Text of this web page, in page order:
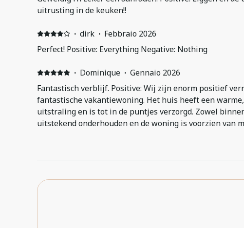
uitrusting in de keuken!!
· dirk · Febbraio 2026
Perfect! Positive: Everything Negative: Nothing
· Dominique · Gennaio 2026
Fantastisch verblijf. Positive: Wij zijn enorm positief
fantastische vakantiewoning. Het huis heeft een
uitstraling en is tot in de puntjes verzorgd. Zowel
uitstekend onderhouden en de woning is voorzien van
meter van het huis loop je het bos in met een open
onvergetelijke ervaring. Ook de service verdient een